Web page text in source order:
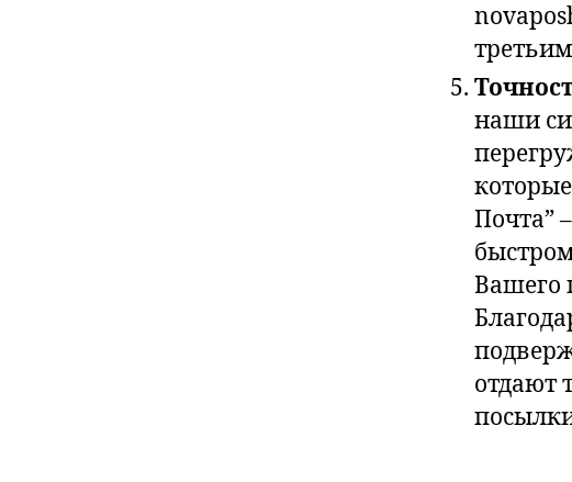
наши
Почта”
Вашего
отдают